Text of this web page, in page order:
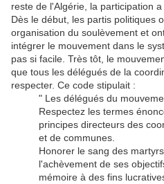
reste de l'Algérie, la participation
Dès le début, les partis politiques
organisation du soulèvement et
intégrer le mouvement dans le
pas si facile. Très tôt, le
que tous les délégués de la
respecter. Ce code stipulait :
" Les délégués du
Respectez les termes
principes directeurs des
et de communes.
Honorer le sang des
l'achèvement de ses
mémoire à des fins